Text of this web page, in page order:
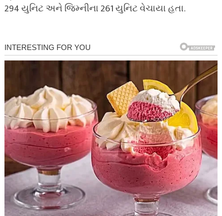
294 યુનિટ અને જિમ્નીના 261 યુનિટ વેચાયા હતા.